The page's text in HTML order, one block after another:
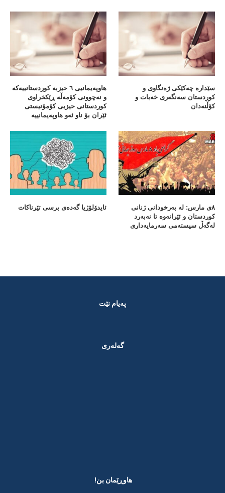
سێدارە چەکێکی ژەنگاوی و
کوردستان سەنگەری خەبات و
کۆڵنەدان
هاوپەیمانیی ٦ حیزبە کوردستانییەکە
و نەچوونی کۆمەڵە ڕێکخراوی
کوردستانی حیزبی کۆمۆنیستی
ئێران بۆ ناو ئەو هاوپەیمانییە
٨ی مارس: لە بەرخودانی ژنانی
کوردستان و ئێرانەوە تا نەبەرد
لەگەڵ سیستەمی سەرمایەداری
ئایدۆلۆژیا گەدەی برسی تێرناکات
پەیام نێت
گەلەری
هاوڕێمان بن! ​